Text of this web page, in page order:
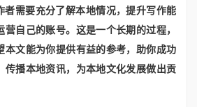
者需要充分了解本地情况，提升写作能
自己的账号。这是一个长期的过程，
本文能为你提供有益的参考，助你成功
传播本地资讯，为本地文化发展做出贡